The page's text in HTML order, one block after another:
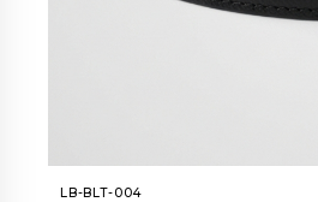
LB-BLT-004